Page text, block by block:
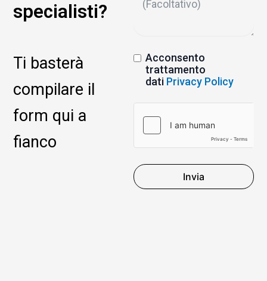
specialisti?
Ti basterà
compilare il
form qui a
fianco
Acconsento
trattamento
dati Privacy Policy
Invia